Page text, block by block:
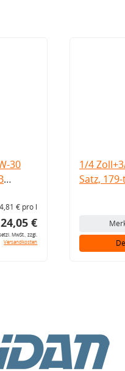
30
4,81 € pro l
24,05 €
MwSt., zzgl.
Versandkosten
1/4
Satz,